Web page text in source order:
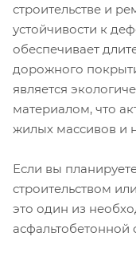
строительстве и
устойчивости к
обеспечивает
дорожного
является
материалом, что
жилых массивов и
Если вы
строительством
это один из
асфальтобетонной